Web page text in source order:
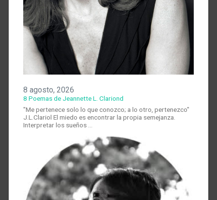
8 agosto, 2026
8 Poemas de Jeannette L. Clariond
"Me pertenece solo lo que conozco; a lo otro, pertenezco"
J.L.Clariol El miedo es encontrar la propia semejanza.
Interpretar los sueños …